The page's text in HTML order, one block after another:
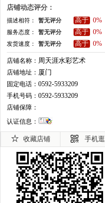
店铺动态评分：
描述相符： 暂无评分 高于 0%
服务态度： 暂无评分 高于 0%
发货速度： 暂无评分 高于 0%
店铺名称： 周天涯水彩艺术
店铺地址： 厦门
固定电话： 0592-5933209
手机号码： 0592-5933209
店铺保障：
认证信息：
收藏店铺 手机逛